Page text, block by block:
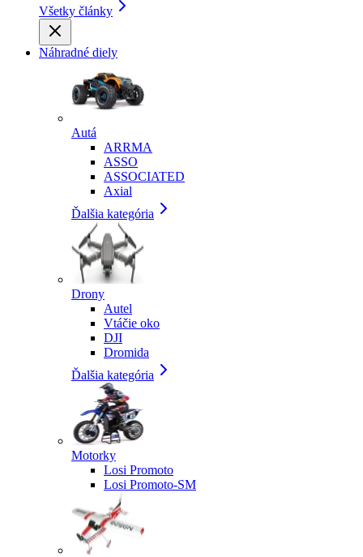
Všetky články
Náhradné diely
Autá
ARRMA
ASSO
ASSOCIATED
Axial
Ďalšia kategória
Drony
Autel
Vtáčie oko
DJI
Dromida
Ďalšia kategória
Motorky
Losi Promoto
Losi Promoto-SM